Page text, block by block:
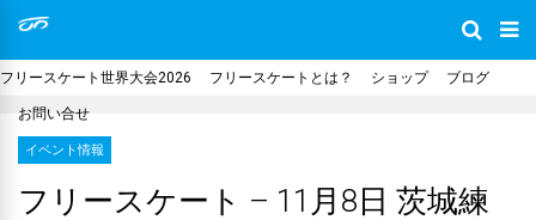
フリースケート世界大会2026 フリースケートとは？ ショップ ブログ
お問い合せ
イベント情報
フリースケート – 11月8日 茨城練